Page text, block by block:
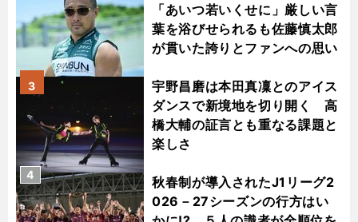
「あいつ若いくせに」厳しい言
葉を浴びせられるも佐藤慎太郎
が貫いた誇りとファンへの思い
宇野昌磨は本田真凜とのアイス
ダンスで新境地を切り開く 高
橋大輔の証言とも重なる課題と
楽しさ
3
秋春制が導入されたJ1リーグ2
026－27シーズンの行方はい
4